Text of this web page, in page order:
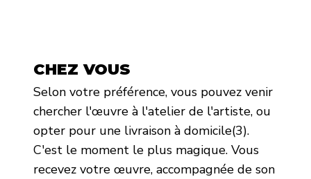
CHEZ VOUS
Selon votre préférence, vous pouvez venir
chercher l'œuvre à l'atelier de l'artiste, ou
opter pour une livraison à domicile(3).
C'est le moment le plus magique. Vous
recevez votre œuvre, accompagnée de son